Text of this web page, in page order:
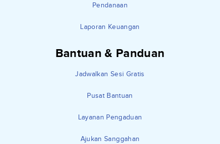
Pendanaan
Laporan Keuangan
Bantuan & Panduan
Jadwalkan Sesi Gratis
Pusat Bantuan
Layanan Pengaduan
Ajukan Sanggahan